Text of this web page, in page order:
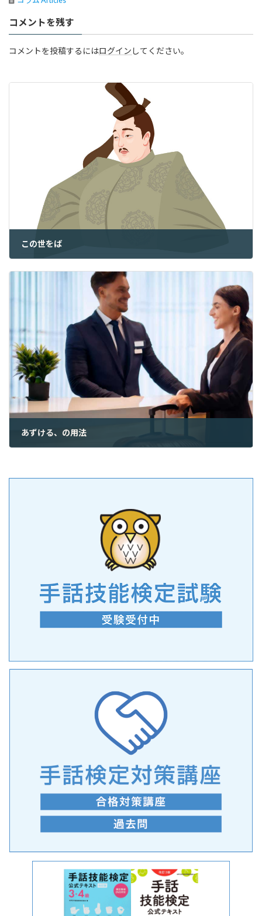
コメントを残す
コメントを投稿するにはログイン してください。
この世をば
あずける、の用法